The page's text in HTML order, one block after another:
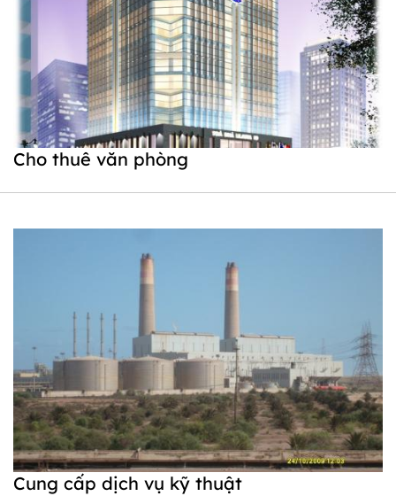
Cho thuê văn phòng
Cung cấp dịch vụ kỹ thuật